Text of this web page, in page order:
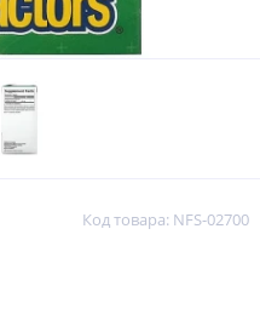
Код товара: NFS-02700